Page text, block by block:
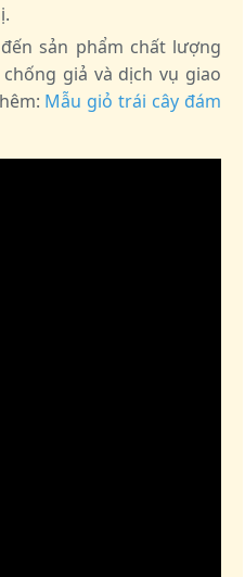
sản phẩm chất lượng
giả và dịch vụ giao
Mẫu giỏ trái cây đám